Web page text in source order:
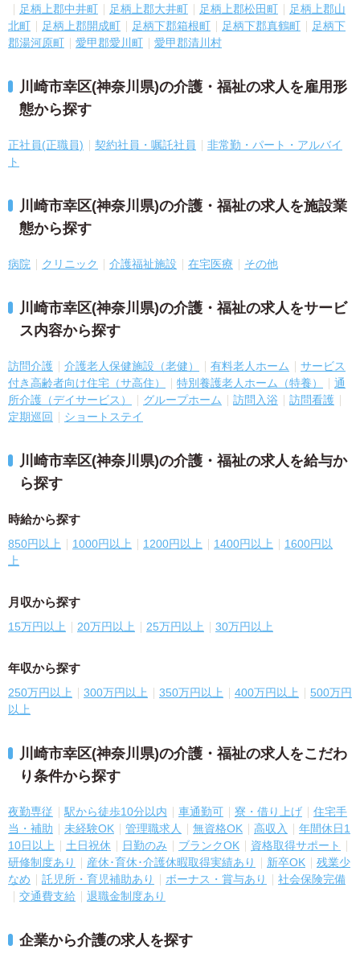
足柄上郡中井町
足柄上郡大井町 足柄上郡松田町
足柄上郡山
北町
足柄上郡開成町 足柄下郡箱根町 足柄下郡真鶴町
足柄下
郡湯河原町
愛甲郡愛川町 愛甲郡清川村
川崎市幸区(神奈川県)の介護・福祉の求人を雇用形
態から探す
正社員(正職員) 契約社員・嘱託社員
非常勤・パート・アルバイ
ト
川崎市幸区(神奈川県)の介護・福祉の求人を施設業
態から探す
病院 クリニック 介護福祉施設 在宅医療 その他
川崎市幸区(神奈川県)の介護・福祉の求人をサービ
ス内容から探す
訪問介護 介護老人保健施設（老健） 有料老人ホーム
サービス
付き高齢者向け住宅（サ高住）
特別養護老人ホーム（特養）
通
所介護（デイサービス）
グループホーム 訪問入浴
訪問看護
定期巡回
ショートステイ
川崎市幸区(神奈川県)の介護・福祉の求人を給与か
ら探す
時給から探す
850円以上 1000円以上 1200円以上 1400円以上
1600円以
上
月収から探す
15万円以上 20万円以上 25万円以上 30万円以上
年収から探す
250万円以上 300万円以上 350万円以上 400万円以上
500万円
以上
川崎市幸区(神奈川県)の介護・福祉の求人をこだわ
り条件から探す
夜勤専従 駅から徒歩10分以内 車通勤可 寮・借り上げ
住宅手
当・補助
未経験OK 管理職求人 無資格OK 高収入
年間休日1
10日以上
土日祝休 日勤のみ ブランクOK
資格取得サポート
研修制度あり
産休･育休･介護休暇取得実績あり 新卒OK
残業少
なめ
託児所・育児補助あり ボーナス・賞与あり
社会保険完備
交通費支給
退職金制度あり
企業から介護の求人を探す